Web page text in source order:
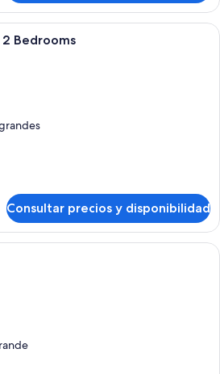
Una habitación de hotel moderna
2 Bedrooms
Consultar precios y disponibilidad
Un espacioso dormitorio con una